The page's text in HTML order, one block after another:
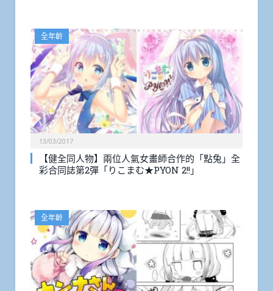
全年齡
13/03/2017
【健全同人物】兩位人氣女畫師合作的「點兔」全
彩合同誌第2彈「りこまむ★PYON 2!!」
全年齡